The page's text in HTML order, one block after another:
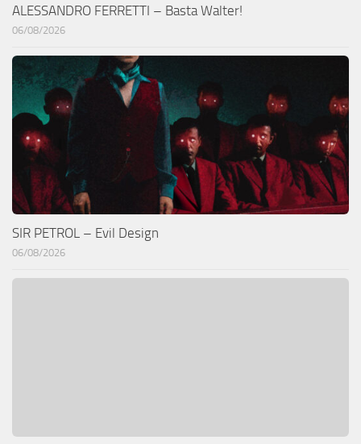
ALESSANDRO FERRETTI – Basta Walter!
06/08/2026
SIR PETROL – Evil Design
06/08/2026